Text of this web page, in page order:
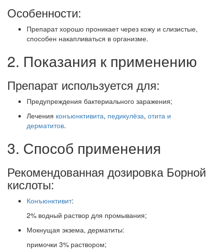
Особенности:
Препарат хорошо проникает через кожу и слизистые,
способен накапливаться в организме.
2. Показания к применению
Препарат используется для:
Предупреждения бактериального заражения;
Лечения конъюнктивита, педикулёза, отита и
дерматитов.
3. Способ применения
Рекомендованная дозировка Борной
кислоты:
Конъюнктивит:
2% водный раствор для промывания;
Мокнущая экзема, дерматиты:
примочки 3% раствором;